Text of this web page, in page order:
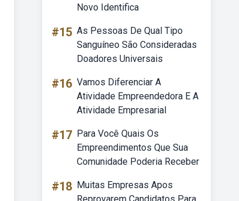
Novo Identifica
#15 As Pessoas De Qual Tipo
Sanguíneo São Consideradas
Doadores Universais
#16 Vamos Diferenciar A
Atividade Empreendedora E A
Atividade Empresarial
#17 Para Você Quais Os
Empreendimentos Que Sua
Comunidade Poderia Receber
#18 Muitas Empresas Apos